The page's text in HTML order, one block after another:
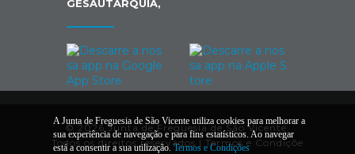
GESAUTARQUIA,
© 2026 Junta de Freguesia de São Vicente.
Todos os direitos reservados | Termos e Condiçõe
A Junta de Freguesia de São Vicente utiliza cookies para melhorar a
sua experiência de navegação e para fins estatísticos. Ao navegar
está a consentir a sua utilização.Termos e Condições